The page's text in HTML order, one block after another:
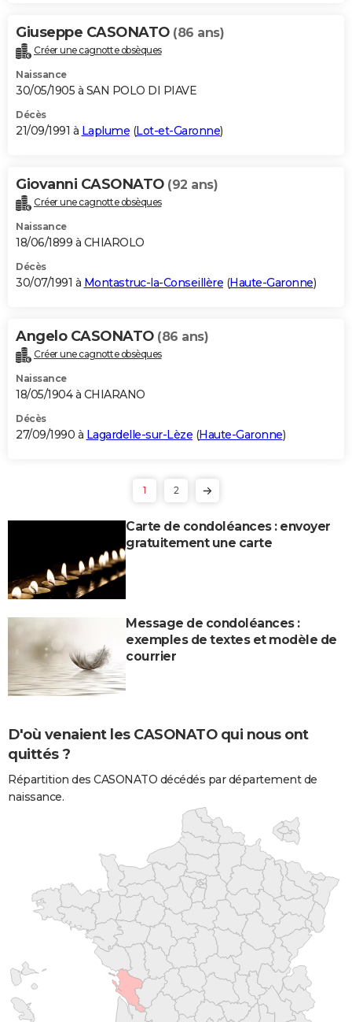
Giuseppe CASONATO (86 ans)
Créer une cagnotte obsèques
Naissance
30/05/1905 à SAN POLO DI PIAVE
Décès
21/09/1991 à Laplume (Lot-et-Garonne)
Giovanni CASONATO (92 ans)
Créer une cagnotte obsèques
Naissance
18/06/1899 à CHIAROLO
Décès
30/07/1991 à Montastruc-la-Conseillère (Haute-Garonne)
Angelo CASONATO (86 ans)
Créer une cagnotte obsèques
Naissance
18/05/1904 à CHIARANO
Décès
27/09/1990 à Lagardelle-sur-Lèze (Haute-Garonne)
1 2
Carte de condoléances : envoyer
gratuitement une carte
Message de condoléances :
exemples de textes et modèle de
courrier
D'où venaient les CASONATO qui nous ont
quittés ?
Répartition des CASONATO décédés par département de
naissance.